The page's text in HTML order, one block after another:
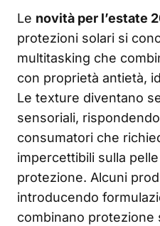
Le novità per l’estate
protezioni solari si
multitasking che
con proprietà antietà,
Le texture diventano
sensoriali,
consumatori che
impercettibili sulla
protezione. Alcuni
introducendo
combinano protezione